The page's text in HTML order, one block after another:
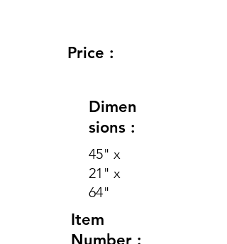
Price :
Dimen
sions :
45" x
21" x
64"
Item
Number :